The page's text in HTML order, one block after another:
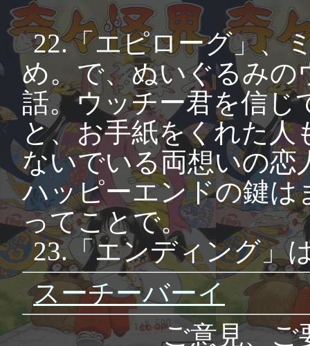
22.「エピローグ」、
め。で、ぬいぐるみ
話。ウッチー君を信じ
と、お手紙をくれた
ないでいる両想いの恋
ハッピーエンドの鍵は
ってことで。
23.「エンディング」
スーチーバーイ
ご意見、ご